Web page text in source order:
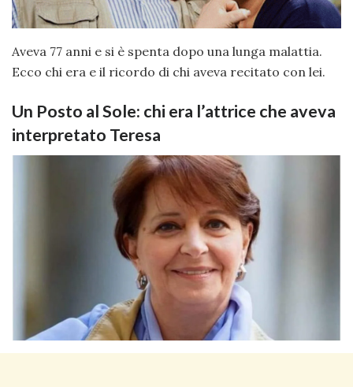
Aveva 77 anni e si è spenta dopo una lunga malattia.
Ecco chi era e il ricordo di chi aveva recitato con lei.
Un Posto al Sole: chi era l’attrice che aveva
interpretato Teresa